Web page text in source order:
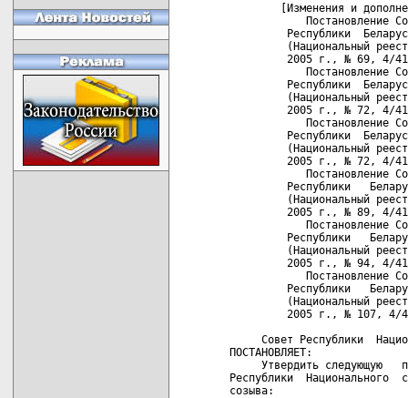
[Изменения и
Постановление
Республики
(Национальный
2005 г., № 69, 4/
Постановление
Республики
(Национальный
2005 г., № 72, 4/
Постановление
Республики
(Национальный
2005 г., № 72, 4/
Постановление
Республики
(Национальный
2005 г., № 89, 4/
Постановление
Республики
(Национальный
2005 г., № 94, 4/
Постановление
Республики
(Национальный
2005 г., № 107, 4/
Совет Республики
ПОСТАНОВЛЯЕТ:
Утвердить следующую
Республики  Национального
созыва: